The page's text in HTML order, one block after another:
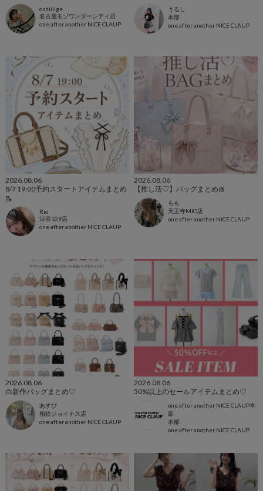
oshiiiige
名古屋モゾワンダーシティ店
one after another NICE CLAUP
うるし
本部
one after another NICE CLAUP
2026.08.06
8/7 19:00予約スタートアイテムまとめ
📝
Rio
渋谷109店
one after another NICE CLAUP
2026.08.06
【推し活♡】バッグまとめ🎀
もも
天王寺MIO店
one after another NICE CLAUP
2026.08.06
👜新作バッグまとめ♡
あすぴ
相鉄ジョイナス店
one after another NICE CLAUP
2026.08.06
50%以上のセールアイテムまとめ♡
one after another NICE CLAUP本
部
本部
one after another NICE CLAUP